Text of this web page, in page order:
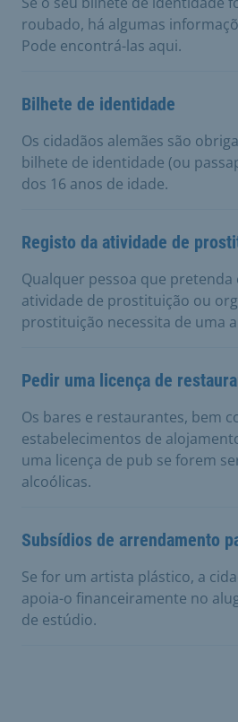
roubado, há algumas
Pode encontrá-las aqui.
Bilhete de identidade
Os cidadãos alemães são
bilhete de identidade (ou
dos 16 anos de idade.
Registo da atividade de
Qualquer pessoa que pretenda
atividade de prostituição ou
prostituição necessita de uma
Pedir uma licença de
Os bares e restaurantes, bem
estabelecimentos de
uma licença de pub se forem
alcoólicas.
Subsídios de arrendamento
Se for um artista plástico, a
apoia-o financeiramente no
de estúdio.